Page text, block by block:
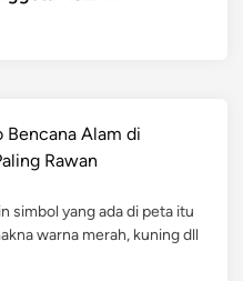
Bencana Alam di
Rawan
simbol yang ada di peta itu
warna merah, kuning dll